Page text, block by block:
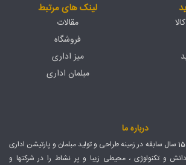
لینک های مرتبط
مقالات
فروشگاه
میز اداری
مبلمان اداری
درباره ما
گروه مبلمان چیله با بیش از 15 سال سابقه در زمینه طراحی و تولید مبلمان و پارتیشن اداری
و تکنولوژی ، محیطی زیبا و پر نشاط را در شرکتها و